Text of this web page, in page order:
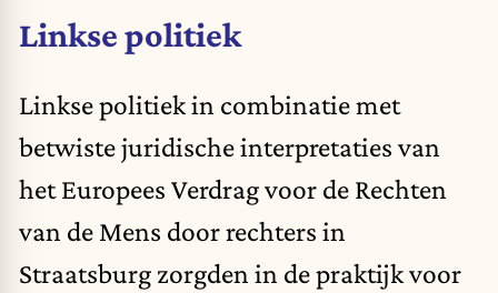
Linkse politiek
Linkse politiek in combinatie met
betwiste juridische interpretaties van
het Europees Verdrag voor de Rechten
van de Mens door rechters in
Straatsburg zorgden in de praktijk voor